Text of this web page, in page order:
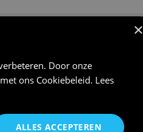
€ 20,95
×
Door onze
ons Cookiebeleid. Lees
ALLES ACCEPTEREN